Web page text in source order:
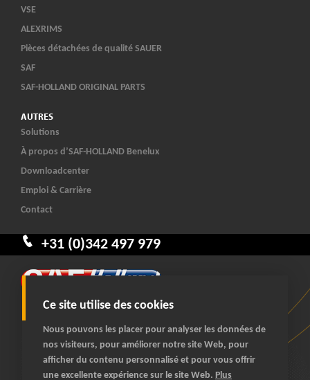
Ce site utilise des cookies
Nous pouvons les placer pour analyser les données de
nos visiteurs, pour améliorer notre site Web, pour
afficher du contenu personnalisé et pour vous offrir
une excellente expérience sur le site Web. Plus
+31 (0)342 497 979
VSE
ALEXRIMS
Pièces détachées de qualité SAUER
SAF
SAF-HOLLAND ORIGINAL PARTS
AUTRES
Solutions
À propos d’SAF-HOLLAND Benelux
Downloadcenter
Emploi & Carrière
Contact
© 2026 SAF-HOLLAND Benelux
tous droits réservés